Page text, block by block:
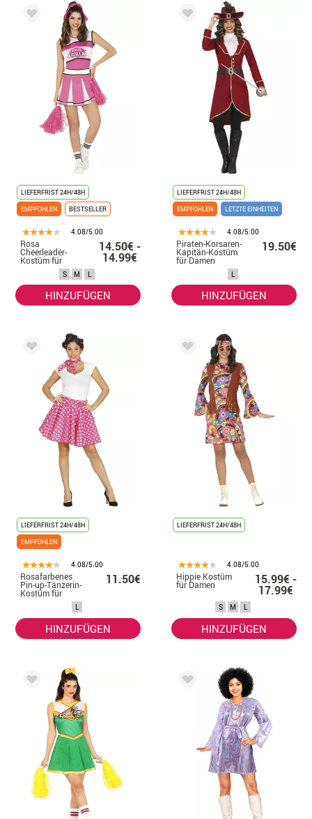
LIEFERFRIST 24H/48H
EMPFOHLEN
BESTSELLER
4.08/5.00
Rosa
Cheerleader-
Kostüm für
14.50€ -
14.99€
S M L
HINZUFÜGEN
LIEFERFRIST 24H/48H
EMPFOHLEN
LETZTE EINHEITEN
4.08/5.00
Piraten-Korsaren-
Kapitän-Kostüm
für Damen
19.50€
L
HINZUFÜGEN
LIEFERFRIST 24H/48H
EMPFOHLEN
4.08/5.00
Rosafarbenes
Pin-up-Tänzerin-
Kostüm für
11.50€
L
HINZUFÜGEN
LIEFERFRIST 24H/48H
4.08/5.00
Hippie Kostüm
für Damen 15.99€ -
17.99€
S M L
HINZUFÜGEN